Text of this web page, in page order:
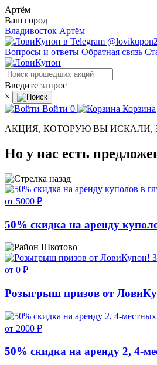
Артём
Ваш город
Владивосток Артём
Вопросы и ответы Обратная связь
Введите запрос
×
Войти 0
Корзина
АКЦИЯ, КОТОРУЮ ВЫ ИСКАЛИ,
Но у нас есть
от 5000 ₽
50% скидка на аренду
Шкотово
от 0 ₽
Розыгрыш призов от
от 2000 ₽
50% скидка на аренду 2, 4-